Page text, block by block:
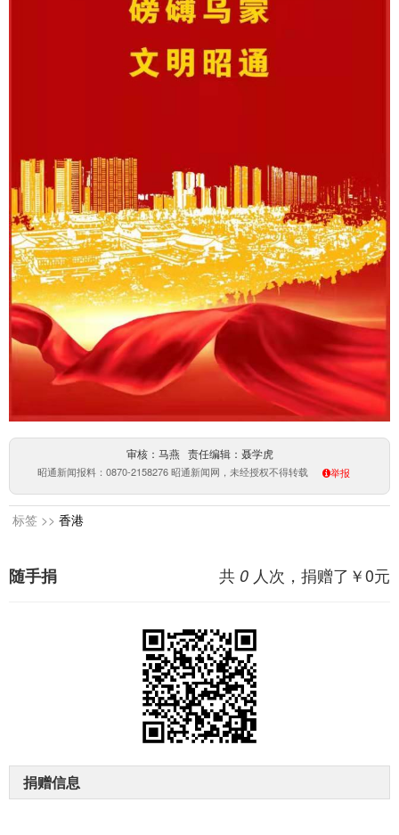
审核：马燕 责任编辑：聂学虎
昭通新闻报料：0870-2158276 昭通新闻网，未经授权不得转载 举报
标签 >> 香港
共 0 人次，捐赠了￥0元
随手捐
捐赠信息